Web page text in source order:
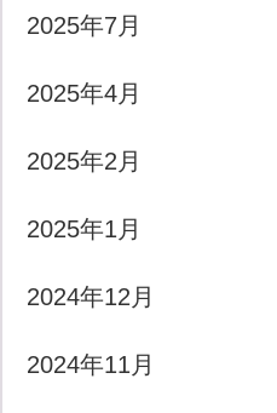
2025年7月
2025年4月
2025年2月
2025年1月
2024年12月
2024年11月